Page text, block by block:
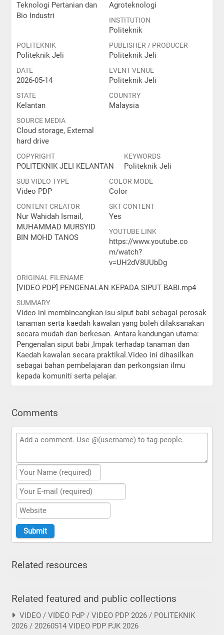
Teknologi Pertanian dan
Bio Industri
Agroteknologi
INSTITUTION
Politeknik
POLITEKNIK
Politeknik Jeli
PUBLISHER / PRODUCER
Politeknik Jeli
DATE
2026-05-14
EVENT VENUE
Politeknik Jeli
STATE
Kelantan
COUNTRY
Malaysia
SOURCE MEDIA
Cloud storage, External
hard drive
COPYRIGHT
POLITEKNIK JELI KELANTAN
KEYWORDS
Politeknik Jeli
SUB VIDEO TYPE
Video PDP
COLOR MODE
Color
CONTENT CREATOR
Nur Wahidah Ismail,
MUHAMMAD MURSYID
BIN MOHD TANOS
SKT CONTENT
Yes
YOUTUBE LINK
https://www.youtube.co
m/watch?
v=UH2dV8UUbDg
ORIGINAL FILENAME
[VIDEO PDP] PENGENALAN KEPADA SIPUT BABI.mp4
SUMMARY
Video ini membincangkan isu siput babi sebagai perosak
tanaman serta kaedah kawalan yang boleh dilaksanakan
secara mudah dan berkesan. Antara kandungan utama:
Pengenalan siput babi ,Impak terhadap tanaman dan
Kaedah kawalan secara praktikal.Video ini dihasilkan
sebagai bahan pembelajaran dan perkongsian ilmu
kepada komuniti serta pelajar.
Comments
Related resources
Related featured and public collections
VIDEO / VIDEO PdP / VIDEO PDP 2026 / POLITEKNIK
2026 / 20260514 VIDEO PDP PJK 2026